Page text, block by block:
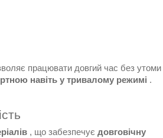
працювати довгий час без утоми
навіть у тривалому режимі .
, що забезпечує довговічну